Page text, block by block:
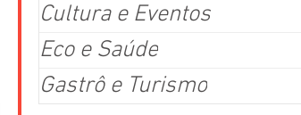
Cultura e Eventos
Eco e Saúde
Gastrô e Turismo
Ponto de apoio para policiais em
turno em BH
Com 39 votos favoráveis, o Plenário da Câmara
terça-feira (4/8), o Projeto de Lei (PL) 668/2026, que